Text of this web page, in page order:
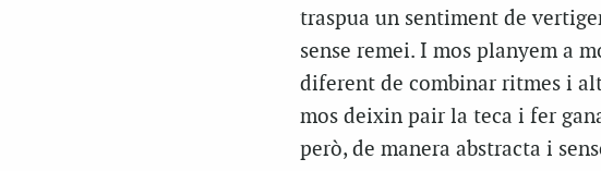
traspua un sentiment de
sense remei. I mos planyem a
diferent de combinar ritmes i
mos deixin pair la teca i fer
però, de manera abstracta i